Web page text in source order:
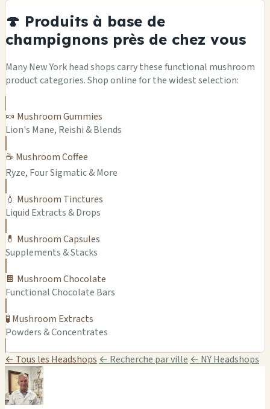
🍄 Produits à base de
champignons près de chez vous
Many New York head shops carry these functional mushroom
product categories. Shop online for the widest selection:
🍬 Mushroom Gummies
Lion's Mane, Reishi & Blends
☕ Mushroom Coffee
Ryze, Four Sigmatic & More
💧 Mushroom Tinctures
Liquid Extracts & Drops
💊 Mushroom Capsules
Supplements & Stacks
🍫 Mushroom Chocolate
Functional Chocolate Bars
🧪 Mushroom Extracts
Powders & Concentrates
← Tous les Headshops ← Recherche par ville ← NY Headshops